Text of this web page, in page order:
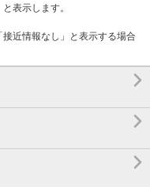
表示します。
近情報なし」と表示する場合


